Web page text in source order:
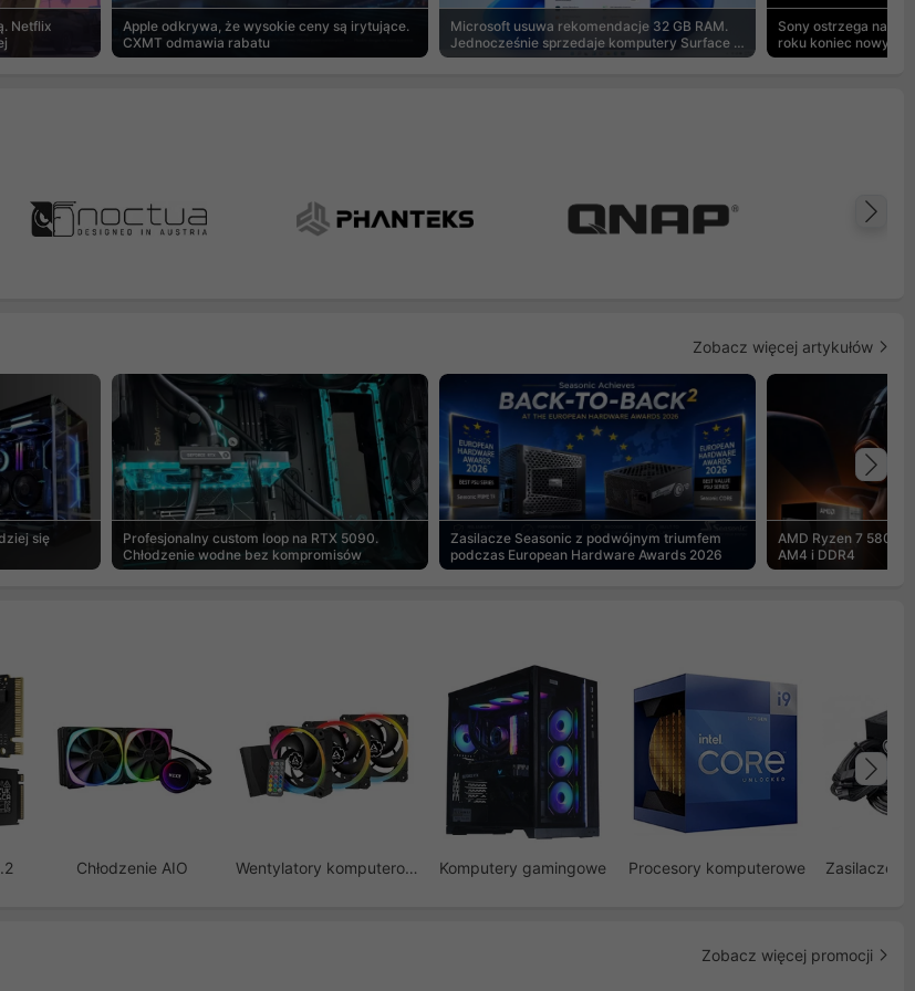
Netflix
Apple odkrywa, że wysokie ceny są irytujące.
CXMT odmawia rabatu
Microsoft usuwa rekomendacje 32 GB RAM.
Jednocześnie sprzedaje komputery Surface z
8 GB
Sony ostrzega na
roku koniec nowych
Zobacz więcej artykułów
się
Profesjonalny custom loop na RTX 5090.
Chłodzenie wodne bez kompromisów
Zasilacze Seasonic z podwójnym triumfem
podczas European Hardware Awards 2026
AMD Ryzen 7
AM4 i DDR4
Chłodzenie AIO Wentylatory komputerowe Komputery gamingowe Procesory komputerowe Zasilacze
Zobacz więcej promocji